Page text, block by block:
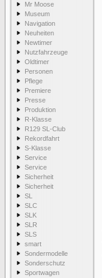
Mr Moose
Museum
Navigation
Neuheiten
Newtimer
Nutzfahrzeuge
Oldtimer
Personen
Pflege
Premiere
Presse
Produktion
R-Klasse
R129 SL-Club
Rekordfahrt
S-Klasse
Service
Service
Sicherheit
Sicherheit
SL
SLC
SLK
SLR
SLS
smart
Sondermodelle
Sonderschutz
Sportwagen